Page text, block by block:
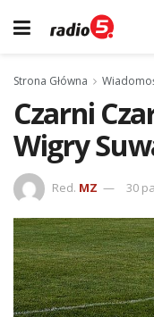
Strona Główna
Czarni
Wigry
Red. MZ 30